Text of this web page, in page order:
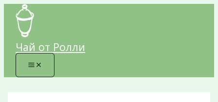
Перейти
содержимому
Чай от Ролли